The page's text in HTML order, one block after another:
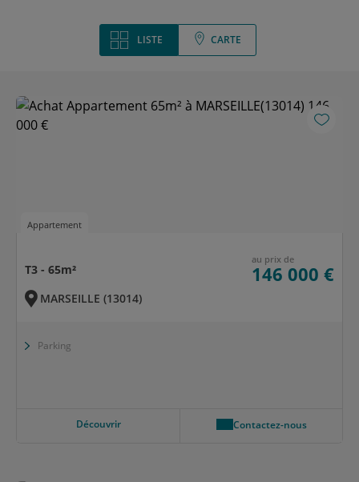
LISTE CARTE
Appartement
T3 - 65m²
au prix de
146 000 €
MARSEILLE (13014)
Parking
Découvrir Contactez-nous